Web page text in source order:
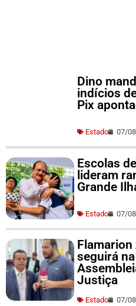
Dino
indícios
Pix
Estado 07/
Escolas
lideram
Grande
Estado 07/
seguirá
Justiça
Estado 07/